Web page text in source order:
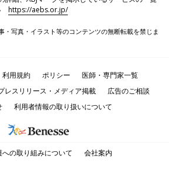
→https://aebs.or.jp/
・写真・イラスト等のコンテンツの無断転載を禁じま
利用規約 ポリシー
医師・専門家一覧
レスリリース・メディア掲載
広告のご相談
利用者情報の取り扱いについて
の取り組みについて 会社案内